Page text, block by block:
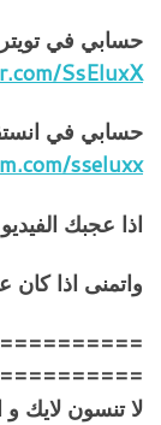
حسابي في
SsEluxX
حسابي في
sseluxx
اذا عجبك
واتمنى اذا
لا تنسون لايك